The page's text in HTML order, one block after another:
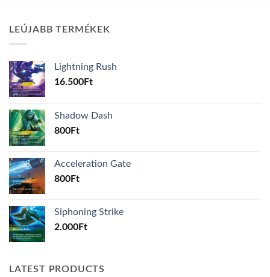
LEÚJABB TERMÉKEK
Lightning Rush
16.500Ft
Shadow Dash
800Ft
Acceleration Gate
800Ft
Siphoning Strike
2.000Ft
LATEST PRODUCTS